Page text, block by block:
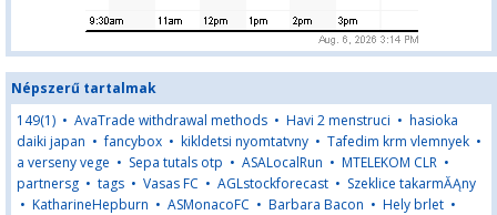
Népszerű tartalmak
149(1) • AvaTrade withdrawal methods • Havi 2 menstruci • hasioka
daiki japan •fancybox • kikldetsi nyomtatvny • Tafedim krm vlemnyek •
a verseny vege • Sepa tutals otp • ASALocalRun • MTELEKOM CLR •
partnersg • tags • Vasas FC • AGLstockforecast • Szeklice takarmĂĄny
• KatharineHepburn • ASMonacoFC • Barbara Bacon • Hely brlet •